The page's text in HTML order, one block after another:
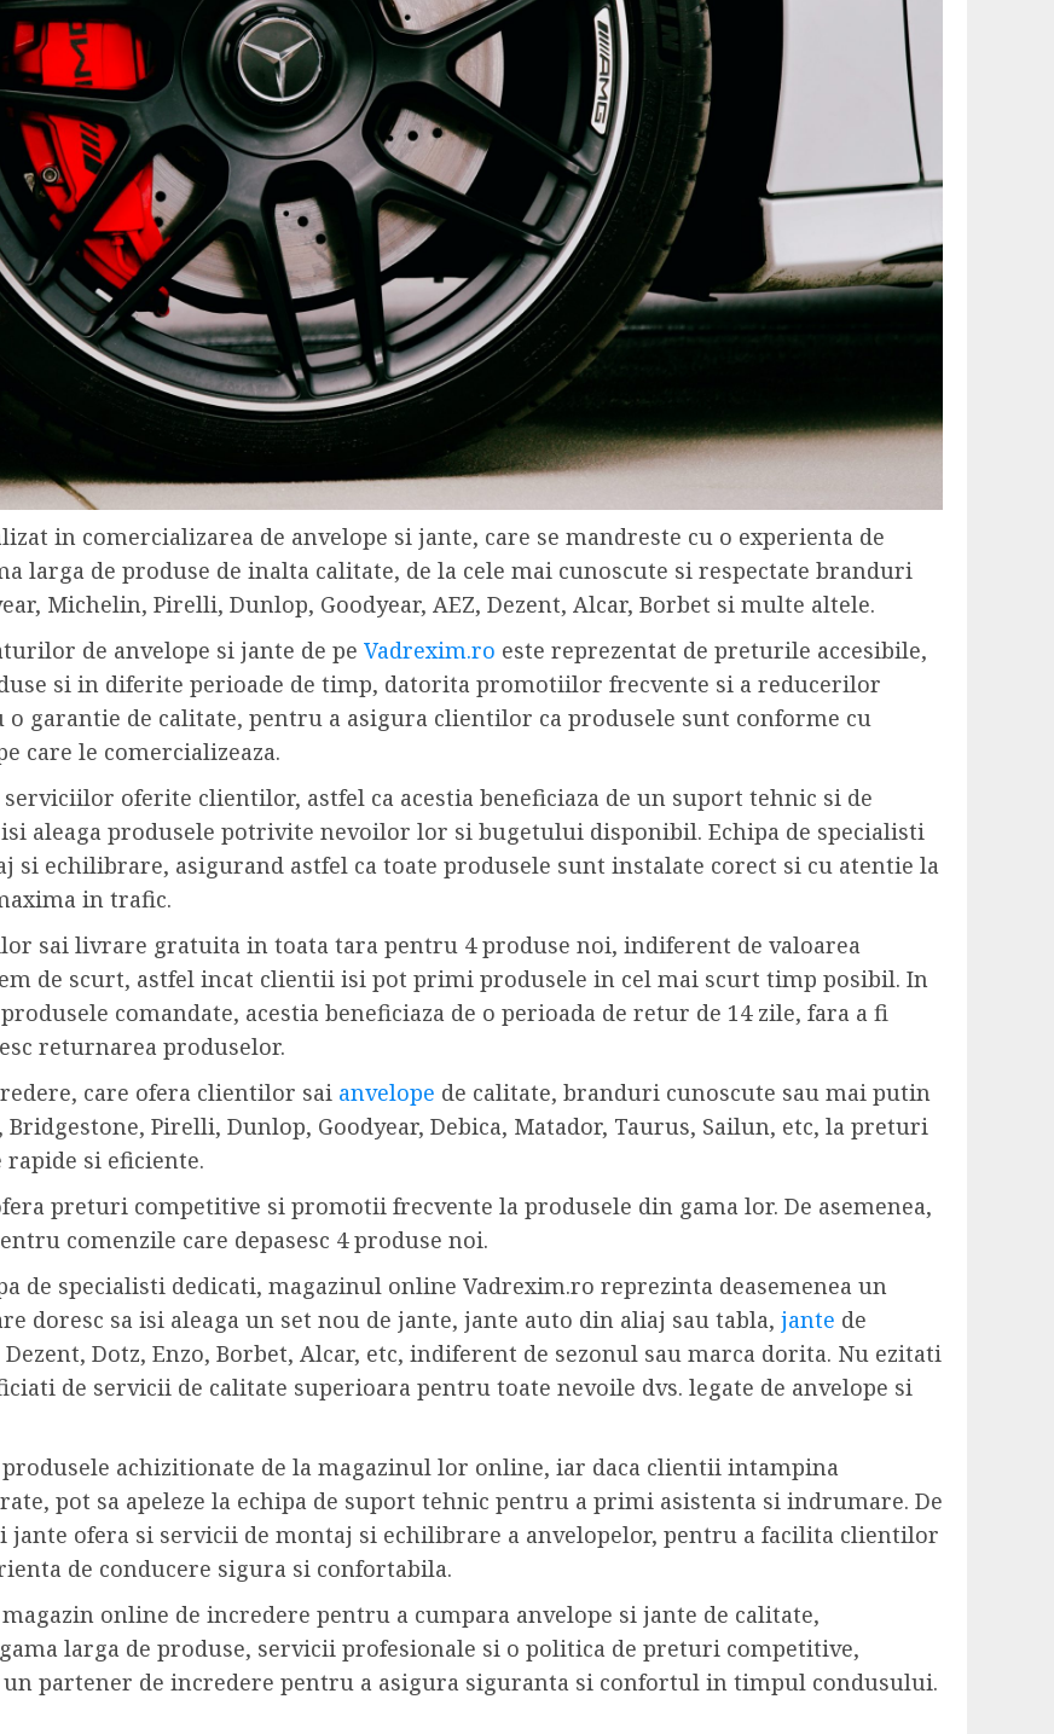
in comercializarea de anvelope si jante, care se mandreste cu o experienta de
larga de produse de inalta calitate, de la cele mai cunoscute si respectate branduri
Michelin, Pirelli, Dunlop, Goodyear, AEZ, Dezent, Alcar, Borbet si multe altele.
de anvelope si jante de pe Vadrexim.ro este reprezentat de preturile accesibile,
si in diferite perioade de timp, datorita promotiilor frecvente si a reducerilor
o garantie de calitate, pentru a asigura clientilor ca produsele sunt conforme cu
care le comercializeaza.
oferite clientilor, astfel ca acestia beneficiaza de un suport tehnic si de
aleaga produsele potrivite nevoilor lor si bugetului disponibil. Echipa de specialisti
si echilibrare, asigurand astfel ca toate produsele sunt instalate corect si cu atentie la
in trafic.
sai livrare gratuita in toata tara pentru 4 produse noi, indiferent de valoarea
de scurt, astfel incat clientii isi pot primi produsele in cel mai scurt timp posibil. In
comandate, acestia beneficiaza de o perioada de retur de 14 zile, fara a fi
returnarea produselor.
care ofera clientilor sai anvelope de calitate, branduri cunoscute sau mai putin
Pirelli, Dunlop, Goodyear, Debica, Matador, Taurus, Sailun, etc, la preturi
si eficiente.
preturi competitive si promotii frecvente la produsele din gama lor. De asemenea,
comenzile care depasesc 4 produse noi.
de specialisti dedicati, magazinul online Vadrexim.ro reprezinta deasemenea un
doresc sa isi aleaga un set nou de jante, jante auto din aliaj sau tabla, jante de
Dotz, Enzo, Borbet, Alcar, etc, indiferent de sezonul sau marca dorita. Nu ezitati
de servicii de calitate superioara pentru toate nevoile dvs. legate de anvelope si
achizitionate de la magazinul lor online, iar daca clientii intampina
pot sa apeleze la echipa de suport tehnic pentru a primi asistenta si indrumare. De
jante ofera si servicii de montaj si echilibrare a anvelopelor, pentru a facilita clientilor
de conducere sigura si confortabila.
online de incredere pentru a cumpara anvelope si jante de calitate,
larga de produse, servicii profesionale si o politica de preturi competitive,
partener de incredere pentru a asigura siguranta si confortul in timpul condusului.